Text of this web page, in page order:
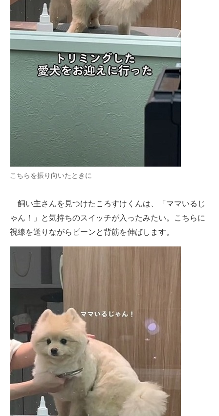
こちらを振り向いたときに
飼い主さんを見つけたころすけくんは、「ママいるじ
ゃん！」と気持ちのスイッチが入ったみたい。こちらに
視線を送りながらピーンと背筋を伸ばします。